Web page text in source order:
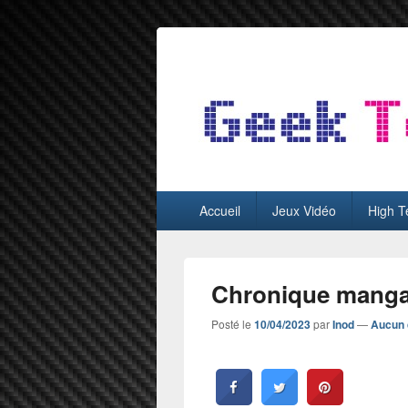
GeekTest
principalAccueil Jeux Vidéo High
Chronique
Posté le 10/04/2023parInod—Aucun